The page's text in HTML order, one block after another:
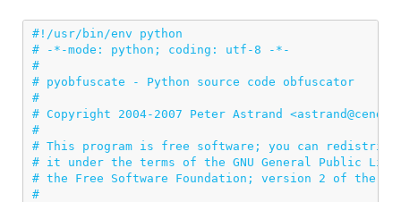
#!/usr/bin/env python
# -*-mode: python; coding: utf-8 -*-
#
# pyobfuscate - Python source code obfuscator
#
# Copyright 2004-2007 Peter Astrand
#
# This program is free software; you can
# it under the terms of the GNU General Public
# the Free Software Foundation; version 2 of the
#